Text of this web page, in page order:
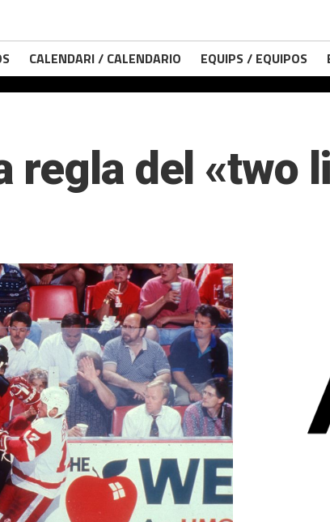
CALENDARI / CALENDARIO EQUIPS / EQUIPOS
regla del «two